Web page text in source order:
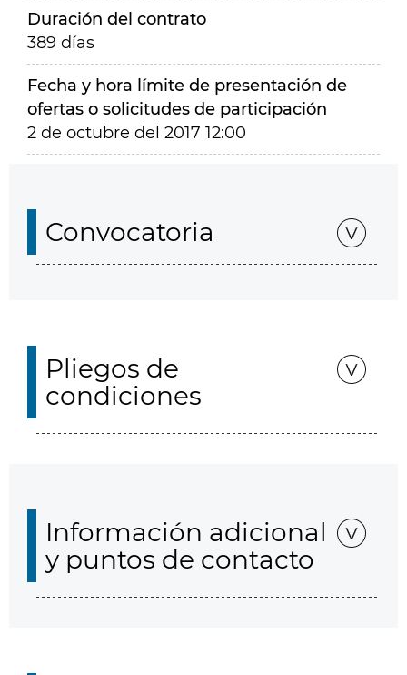
Duración del contrato
389 días
Fecha y hora límite de presentación de
ofertas o solicitudes de participación
2 de octubre del 2017 12:00
Convocatoria
Pliegos de
condiciones
Información adicional
y puntos de contacto